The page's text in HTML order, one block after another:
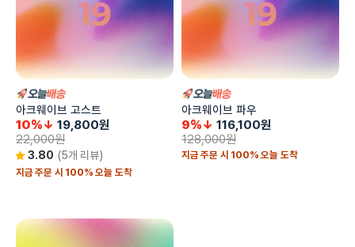
지금 주문 시 100% 오늘 도착
아크웨이브 고스트
10%↓ 19,800원
22,000원
3.80 (5개 리뷰) 지금 주문 시 100% 오늘 도착
아크웨이브 파우
9%↓ 116,100원
128,000원